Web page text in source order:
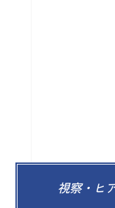
視察・ヒ